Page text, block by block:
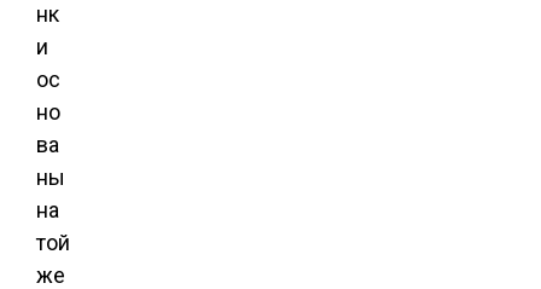
нк
и
ос
но
ва
ны
на
той
же